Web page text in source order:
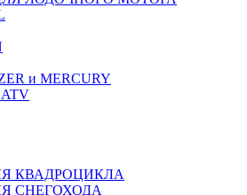
и MERCURY
КВАДРОЦИКЛА
СНЕГОХОДА